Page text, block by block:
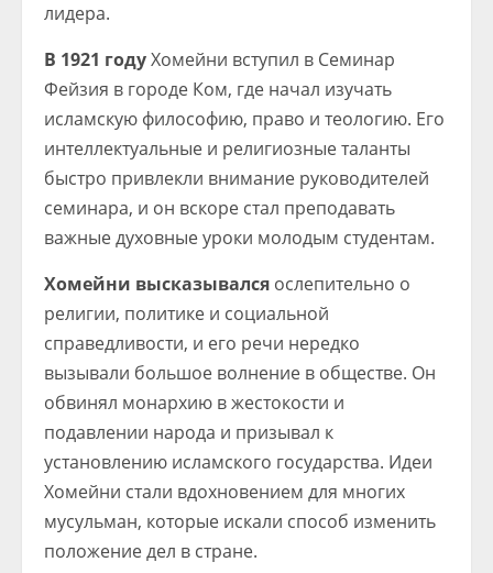
лидера.
В 1921 годуХомейни вступил в Семинар
Фейзия в городе Ком, где начал изучать
исламскую философию, право и теологию. Его
интеллектуальные и религиозные таланты
быстро привлекли внимание руководителей
семинара, и он вскоре стал преподавать
важные духовные уроки молодым студентам.
Хомейни высказывался ослепительно о
религии, политике и социальной
справедливости, и его речи нередко
вызывали большое волнение в обществе. Он
обвинял монархию в жестокости и
подавлении народа и призывал к
установлению исламского государства. Идеи
Хомейни стали вдохновением для многих
мусульман, которые искали способ изменить
положение дел в стране.